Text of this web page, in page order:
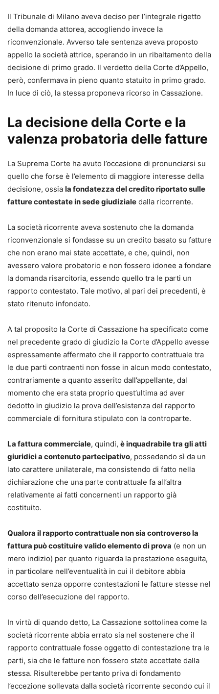
Il Tribunale di Milano aveva deciso per l’integrale rigetto
della domanda attorea, accogliendo invece la
riconvenzionale. Avverso tale sentenza aveva proposto
appello la società attrice, sperando in un ribaltamento della
decisione di primo grado. Il verdetto della Corte d’Appello,
però, confermava in pieno quanto statuito in primo grado.
In luce di ciò, la stessa proponeva ricorso in Cassazione.
La decisione della Corte e la
valenza probatoria delle fatture
La Suprema Corte ha avuto l’occasione di pronunciarsi su
quello che forse è l’elemento di maggiore interesse della
decisione, ossia la fondatezza del credito riportato sulle
fatture contestate in sede giudiziale dalla ricorrente.
La società ricorrente aveva sostenuto che la domanda
riconvenzionale si fondasse su un credito basato su fatture
che non erano mai state accettate, e che, quindi, non
avessero valore probatorio e non fossero idonee a fondare
la domanda risarcitoria, essendo quello tra le parti un
rapporto contestato. Tale motivo, al pari dei precedenti, è
stato ritenuto infondato.
A tal proposito la Corte di Cassazione ha specificato come
nel precedente grado di giudizio la Corte d’Appello avesse
espressamente affermato che il rapporto contrattuale tra
le due parti contraenti non fosse in alcun modo contestato,
contrariamente a quanto asserito dall’appellante, dal
momento che era stata proprio quest’ultima ad aver
dedotto in giudizio la prova dell’esistenza del rapporto
commerciale di fornitura stipulato con la controparte.
La fattura commerciale, quindi, è inquadrabile tra gli atti
giuridici a contenuto partecipativo, possedendo sì da un
lato carattere unilaterale, ma consistendo di fatto nella
dichiarazione che una parte contrattuale fa all’altra
relativamente ai fatti concernenti un rapporto già
costituito.
Qualora il rapporto contrattuale non sia controverso la
fattura può costituire valido elemento di prova (e non un
mero indizio) per quanto riguarda la prestazione eseguita,
in particolare nell’eventualità in cui il debitore abbia
accettato senza opporre contestazioni le fatture stesse nel
corso dell’esecuzione del rapporto.
In virtù di quando detto, La Cassazione sottolinea come la
società ricorrente abbia errato sia nel sostenere che il
rapporto contrattuale fosse oggetto di contestazione tra le
parti, sia che le fatture non fossero state accettate dalla
stessa. Risulterebbe pertanto priva di fondamento
l’eccezione sollevata dalla società ricorrente secondo cui il